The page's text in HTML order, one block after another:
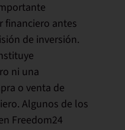
financiero antes
de inversión.
ni una
o venta de
Algunos de los
Freedom24